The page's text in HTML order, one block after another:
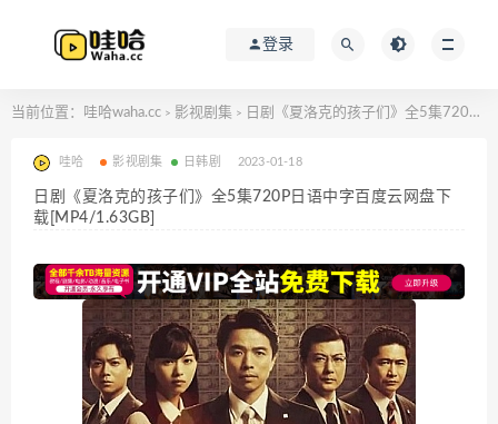
登录
当前位置： 哇哈waha.cc > 影视剧集 > 日剧《夏洛克的孩子们》全5集720P日语中字百度云网盘下载[MP4/1.63GB]
哇哈 影视剧集 日韩剧 2023-01-18
日剧《夏洛克的孩子们》全5集720P日语中字百度云网盘下
载[MP4/1.63GB]